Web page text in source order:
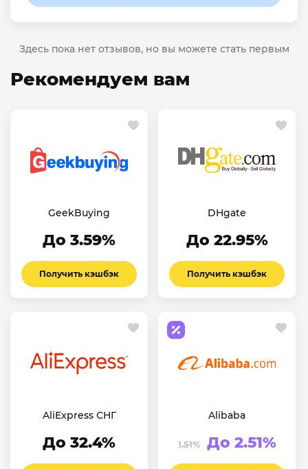
Здесь пока нет отзывов, но вы можете стать первым
Рекомендуем вам
GeekBuying
До 3.59%
Получить кэшбэк
DHgate
До 22.95%
Получить кэшбэк
AliExpress СНГ
До 32.4%
Alibaba
1.51% До 2.51%